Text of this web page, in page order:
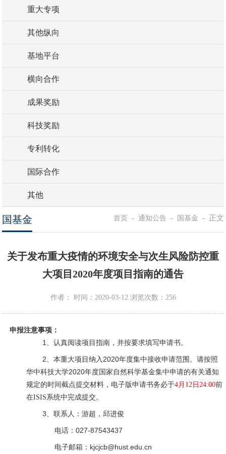
重大专项
其他纵向
基地平台
横向合作
成果奖励
科技奖励
专利转化
国际合作
其他
国基金 首页 - 通知公告 - 国基金 - 正文
关于发布重大疫情的环境安全与次生风险防控重
大项目2020年度项目指南的通告
作者： 时间：2020-03-12 浏览次数： 256
申报注意事项：
1、认真阅读项目指南，并按要求填写申请书。
2、本重大项目纳入2020年度集中接收申请范围。请按照
华中科技大学2020年度国家自然科学基金集中申请的有关通知
规定的时间截点提交材料， 电子版申请书务必于4月12日24:00前
在ISIS系统中完成提交。
3、联系人：游超，邱进俊
电话：027-87543437
电子邮箱： kjcjcb@hust.edu.cn